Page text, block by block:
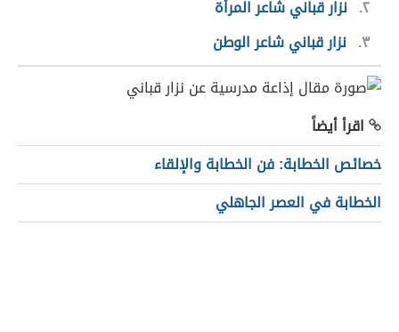
٢ نزار قباني شاعر المرأة
٣ نزار قباني شاعر الوطن
اقرأ أيضاً
خصائص الخطابة: فن الخطابة والإلقاء
الخطابة في العصر الجاهلي